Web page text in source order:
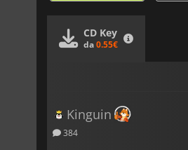
CD Key
da0.55€
Kinguin
384